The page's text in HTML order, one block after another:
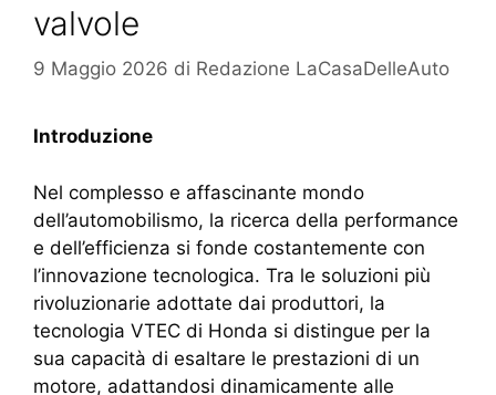
valvole
9 Maggio 2026 di Redazione LaCasaDelleAuto
Introduzione
Nel complesso e affascinante mondo
dell’automobilismo, la ricerca della performance
e dell’efficienza si fonde costantemente con
l’innovazione tecnologica. Tra le soluzioni più
rivoluzionarie adottate dai produttori, la
tecnologia VTEC di Honda si distingue per la
sua capacità di esaltare le prestazioni di un
motore, adattandosi dinamicamente alle